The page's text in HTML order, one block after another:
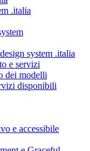
.italia
system .italia
e servizi
dei modelli
disponibili
e accessibile